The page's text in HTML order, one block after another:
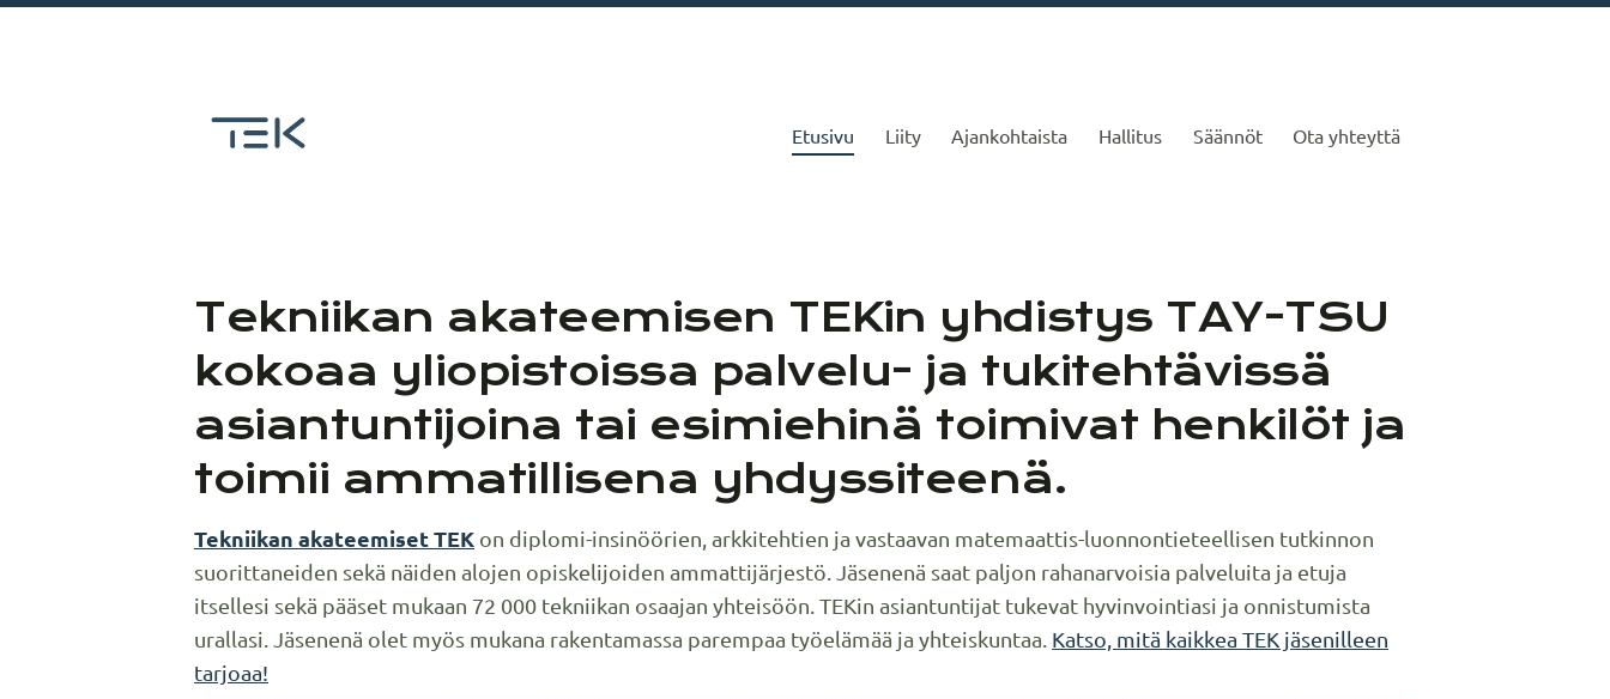
Tekniikan asiantuntijat yliopistoissa TAY-TSU ry
Etusivu Liity Ajankohtaista Hallitus Säännöt Ota yhteyttä
Tekniikan akateemisen TEKin yhdistys TAY-TSU
kokoaa yliopistoissa palvelu- ja tukitehtävissä
asiantuntijoina tai esimiehinä toimivat henkilöt ja
toimii ammatillisena yhdyssiteenä.
Tekniikan akateemiset TEK on diplomi-insinöörien, arkkitehtien ja vastaavan matemaattis-luonnontieteellisen tutkinnon
suorittaneiden sekä näiden alojen opiskelijoiden ammattijärjestö. Jäsenenä saat paljon rahanarvoisia palveluita ja etuja
itsellesi sekä pääset mukaan 72 000 tekniikan osaajan yhteisöön. TEKin asiantuntijat tukevat hyvinvointiasi ja onnistumista
urallasi. Jäsenenä olet myös mukana rakentamassa parempaa työelämää ja yhteiskuntaa. Katso, mitä kaikkea TEK jäsenilleen
tarjoaa!